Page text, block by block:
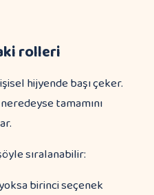
rolleri
hijyende başı çeker.
tamamını
sıralanabilir:
birinci seçenek